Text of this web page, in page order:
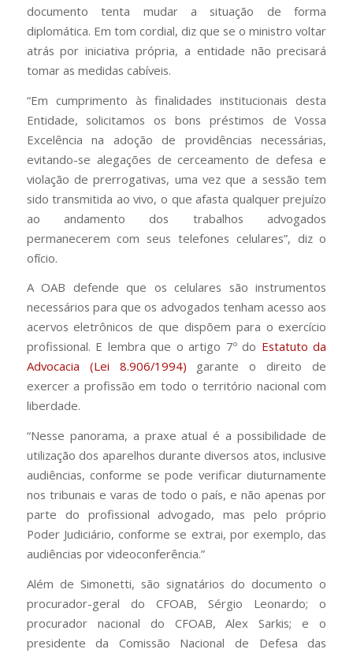
documento tenta mudar a situação de forma
diplomática. Em tom cordial, diz que se o ministro voltar
atrás por iniciativa própria, a entidade não precisará
tomar as medidas cabíveis.
“Em cumprimento às finalidades institucionais desta
Entidade, solicitamos os bons préstimos de Vossa
Excelência na adoção de providências necessárias,
evitando-se alegações de cerceamento de defesa e
violação de prerrogativas, uma vez que a sessão tem
sido transmitida ao vivo, o que afasta qualquer prejuízo
ao andamento dos trabalhos advogados
permanecerem com seus telefones celulares”, diz o
ofício.
A OAB defende que os celulares são instrumentos
necessários para que os advogados tenham acesso aos
acervos eletrônicos de que dispõem para o exercício
profissional. E lembra que o artigo 7º do Estatuto da
Advocacia (Lei 8.906/1994) garante o direito de
exercer a profissão em todo o território nacional com
liberdade.
“Nesse panorama, a praxe atual é a possibilidade de
utilização dos aparelhos durante diversos atos, inclusive
audiências, conforme se pode verificar diuturnamente
nos tribunais e varas de todo o país, e não apenas por
parte do profissional advogado, mas pelo próprio
Poder Judiciário, conforme se extrai, por exemplo, das
audiências por videoconferência.”
Além de Simonetti, são signatários do documento o
procurador-geral do CFOAB, Sérgio Leonardo; o
procurador nacional do CFOAB, Alex Sarkis; e o
presidente da Comissão Nacional de Defesa das